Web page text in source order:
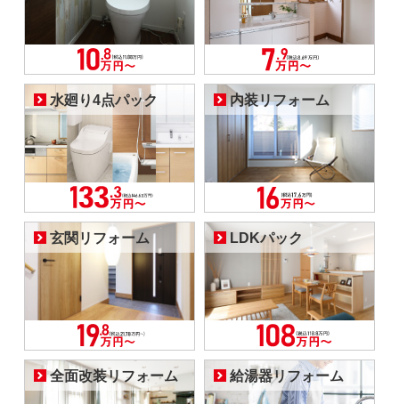
水廻り4点パック 内装リフォーム
玄関リフォーム LDKパック
全面改装リフォーム 給湯器リフォーム